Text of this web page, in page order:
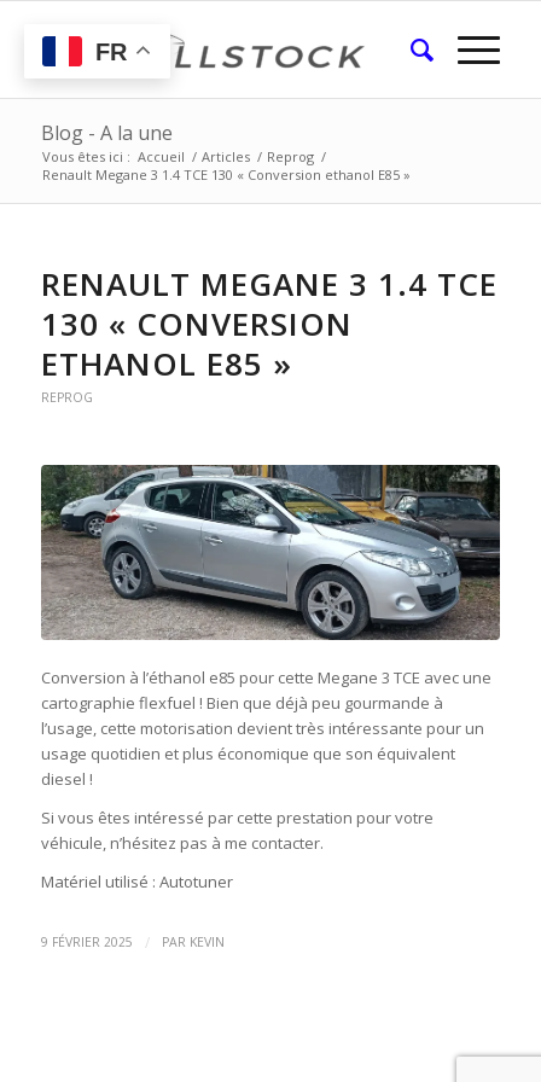
Blog - A la une
Vous êtes ici : Accueil / Articles / Reprog /
Renault Megane 3 1.4 TCE 130 « Conversion ethanol E85 »
RENAULT MEGANE 3 1.4 TCE
130 « CONVERSION
ETHANOL E85 »
REPROG
Conversion à l’éthanol e85 pour cette Megane 3 TCE avec une
cartographie flexfuel ! Bien que déjà peu gourmande à
l’usage, cette motorisation devient très intéressante pour un
usage quotidien et plus économique que son équivalent
diesel !
Si vous êtes intéressé par cette prestation pour votre
véhicule, n’hésitez pas à me contacter.
Matériel utilisé : Autotuner
9 FÉVRIER 2025 / PAR KEVIN
FR